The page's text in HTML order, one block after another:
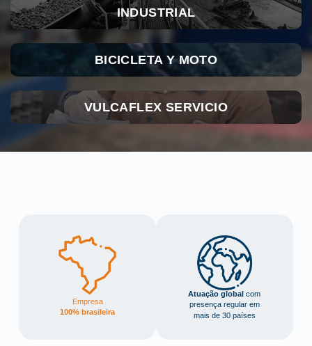
INDUSTRIAL
BICICLETA Y MOTO
VULCAFLEX SERVICIO
Empresa
100% brasileira
Atuação global com
presença regular em
mais de 30 países